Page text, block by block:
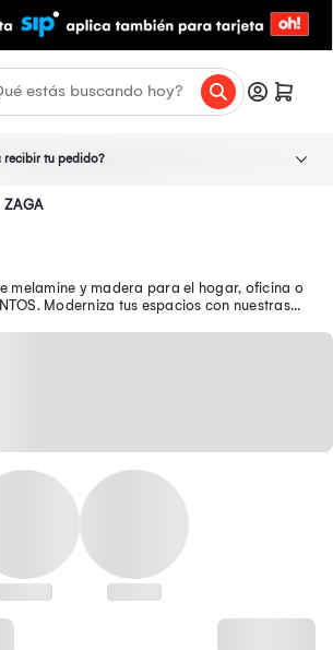
recibir tu pedido?
ZAGA
melamine y madera para el hogar, oficina o
Moderniza tus espacios con nuestras